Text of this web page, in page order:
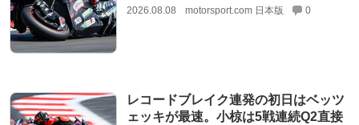
2026.08.08 motorsport.com 日本版 0
レコードブレイク連発の初日はベッツ
ェッキが最速。小椋は5戦連続Q2直接